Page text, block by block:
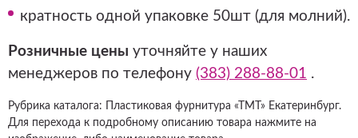
кратность одной упаковке 50шт (для молний).
Розничные цены уточняйте у наших
менеджеров по телефону (383) 288-88-01 .
Рубрика каталога: Пластиковая фурнитура «ТМТ» Екатеринбург.
Для перехода к подробному описанию товара нажмите на